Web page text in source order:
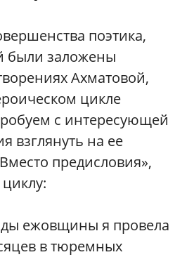
поэтика,
были заложены
Ахматовой,
цикле
с интересующей
взглянуть на ее
предисловия»,
ежовщины я провела
в тюремных